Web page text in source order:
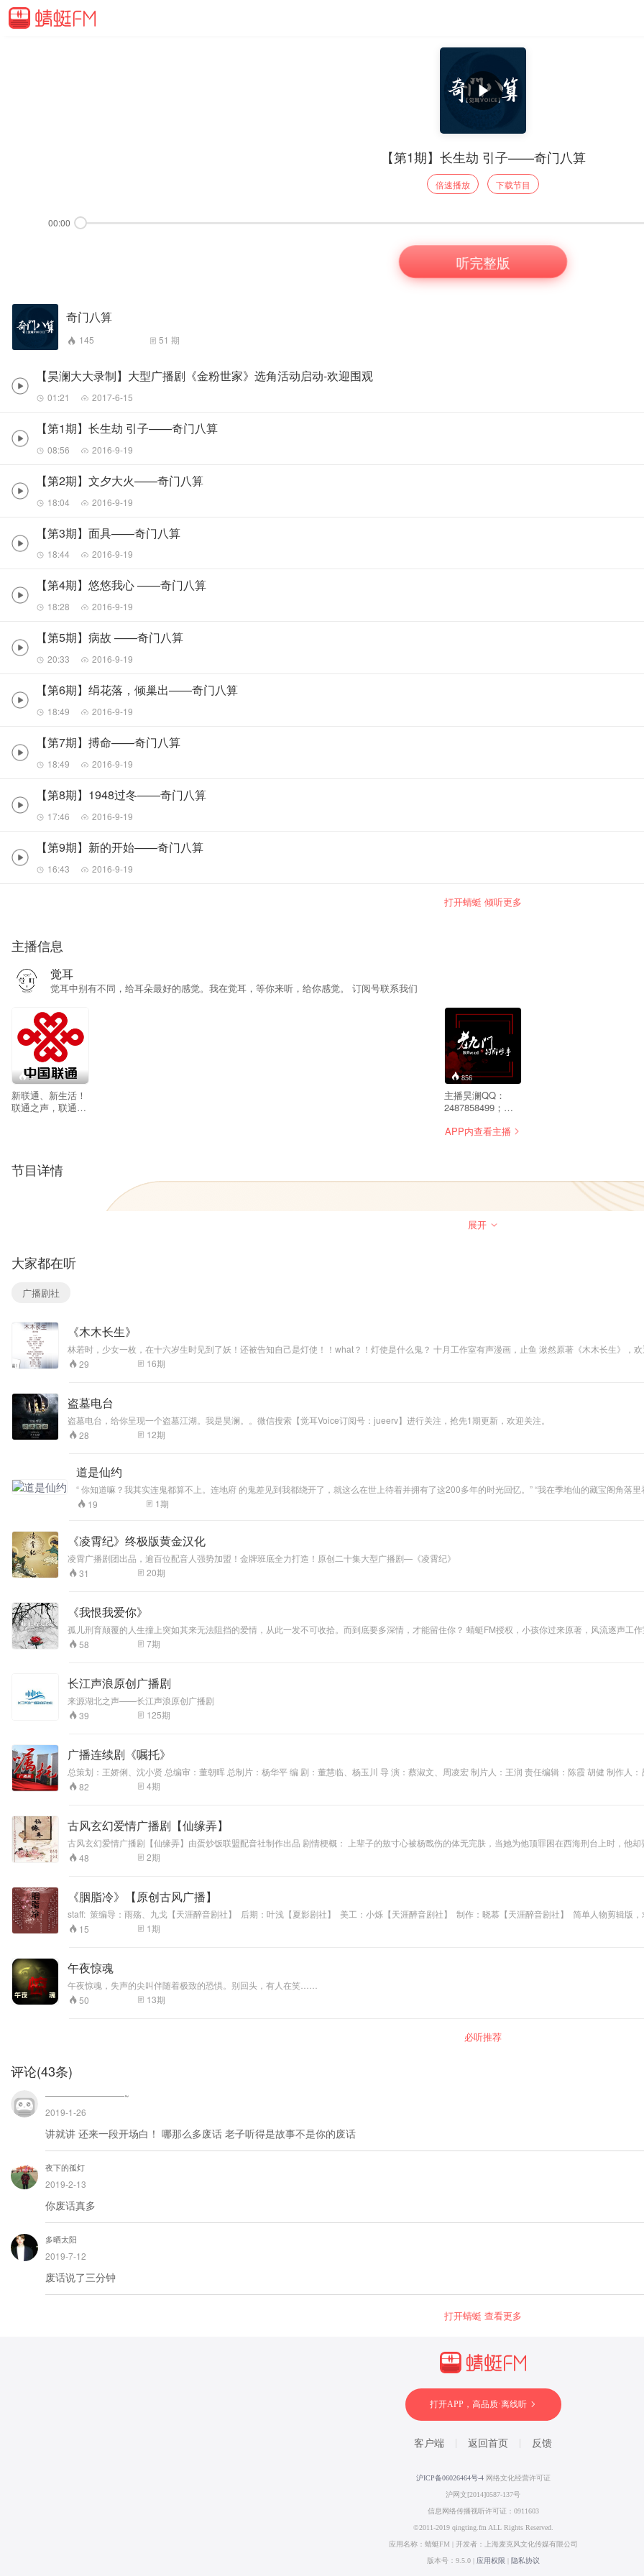
【第1期】长生劫 引子——奇门八算
倍速播放 下载节目
00:00
听完整版
奇门八算
145 51 期
【昊澜大大录制】大型广播剧《金粉世家》选角活动启动-欢迎围观
01:21 2017-6-15
【第1期】长生劫 引子——奇门八算
08:56 2016-9-19
【第2期】文夕大火——奇门八算
18:04 2016-9-19
【第3期】面具——奇门八算
18:44 2016-9-19
【第4期】悠悠我心 ——奇门八算
18:28 2016-9-19
【第5期】病故 ——奇门八算
20:33 2016-9-19
【第6期】绢花落，倾巢出——奇门八算
18:49 2016-9-19
【第7期】搏命——奇门八算
18:49 2016-9-19
【第8期】1948过冬——奇门八算
17:46 2016-9-19
【第9期】新的开始——奇门八算
16:43 2016-9-19
打开蜻蜓 倾听更多
主播信息
觉耳
觉耳中别有不同，给耳朵最好的感觉。我在觉耳，等你来听，给你感觉。 订阅号联系我们
--
新联通、新生活！
联通之声，联通你
856
主播昊澜QQ：
2487858499；微
疑解惑的互动：
苦等更新，好想知
门》的那些事。让
APP内查看主播
节目详情
展开
大家都在听
广播剧社
《木木长生》
林若时，少女一枚，在十六岁生时见到了妖！还被告知自己是灯使！！what？！灯使是什么鬼？ 十月工作室有声漫画，止鱼 湫然原著《木木长生》，欢迎您的收听~声漫版请戳：
http://www.missevan.com/sound/165507
29 16期
盗墓电台
盗墓电台，给你呈现一个盗墓江湖。我是昊澜。。微信搜索【觉耳Voice订阅号：jueerv】进行关注，抢先1期更新，欢迎关注。
28
12期
道是仙约
“ 你知道嘛？我其实连鬼都算不上。连地府 的鬼差见到我都绕开了，就这么在世上待着并拥有了这200多年的时光回忆。” “我在季地仙的藏宝阁角落里看到有一本残缺的仙籍上有过记载。但也不知道是什么意思，翻译
19 1期
《凌霄纪》终极版黄金汉化
凌霄广播剧团出品，逾百位配音人强势加盟！金牌班底全力打造！原创二十集大型广播剧—《凌霄纪》
31
20期
《我恨我爱你》
孤儿刑育颠覆的人生撞上突如其来无法阻挡的爱情，从此一发不可收拾。而到底要多深情，才能留住你？ 蜻蜓FM授权，小孩你过来原著，风流逐声工
58
7期
长江声浪原创广播剧
来源湖北之声——长江声浪原创广播剧
39
125期
广播连续剧《嘱托》
总策划：王娇俐、沈小贤 总编审：董朝晖 总制片：杨华平 编 剧：董慧临、杨玉川 导 演：蔡淑文、周凌宏 制片人：王润 责任编辑：陈霞 胡健 制作人：吕晓 作 曲：于祥国 录 音：房大文 音 响：李 征 制 作：王 敏 秦梓元
剧中人物： 章水灿由赵 岭 演播 凌 群由杨 默 演播 何 远由孟 宇 演播 孙晓萍由王俪桦 演播 徐 莲由李叶萌 演播 李阿妹由张 璐 演播 刘阿公由赵述仁 演播 王兰贵由王 磊 演播 彩 云由孙 卓 演播 王教授由任 杰 演播 徐远芳由
戴佩文 演播 投资商由王旭峰 演播 参加演播的还有 钟城、刘宇宸、霍彦辰、薛凡、孟思佑、张宸恺、潘嘉萱、 季欣竹、张远韬、刘凌慧、杨瑞欣、王雨等。 解 说： 田龙 由中共余姚市委宣传部、余姚市融媒
82 4期
古风玄幻爱情广播剧【仙缘弄】
古风玄幻爱情广播剧【仙缘弄】由蛋炒饭联盟配音社制作出品 剧情梗概： 上辈子的敖寸心被杨戬伤的体无完肤，当她为他顶罪困在西海刑台上时，他
可是，当她再睁开眼的时候却发现自己回到了一切还没开始的时候，她没遇见她，他也没被她救起来。 是再一次的纠缠不清，还是碧落黄泉永不相见
没有爱过，只是，心中的那抹月光占据了他太多太多，已经成了他心头的执念。可当知道她消逝在天地之间以后，他恍然发觉，原来自己最爱的还是
【943Loft】 敖寸心：麽麽 【蛋炒饭配音】 敖听心：玄儿 【蛋炒饭配音】 嫦娥：蕙心 【蛋炒饭配音】 旁白、玉帝：弘正 【蛋炒饭配音】 西海龙王：康康 【桃花岛配音】 王母：青田 【蛋炒饭配音】 西海龙后：美人之
48 2期
《胭脂冷》【原创古风广播】
staff: 策编导：雨殇、九戈【天涯醉音剧社】 后期：叶浅【夏影剧社】 美工：小烁【天涯醉音剧社】 制作：晓慕【天涯醉音剧社】 简单人物剪辑版
醉音剧社】 绿扣：泽琰【天涯醉音剧社】 大妈：韩夏【天涯醉音剧社】 小姐：白荩【天涯醉音剧社】
15 1期
午夜惊魂
午夜惊魂，失声的尖叫伴随着极致的恐惧。别回头，有人在笑……
50
13期
必听推荐
评论(43条)
――――――――――~
2019-1-26
讲就讲 还来一段开场白！ 哪那么多废话 老子听得是故事不是你的废话
夜下的孤灯
2019-2-13
你废话真多
多晒太阳
2019-7-12
废话说了三分钟
打开蜻蜓 查看更多
打开APP，高品质·离线听
客户端 返回首页 反馈
沪ICP备06026464号-4 网络文化经营许可证
沪网文[2014]0587-137号
信息网络传播视听许可证：0911603
©2011-2019 qingting.fm ALL Rights Reserved.
应用名称：蜻蜓FM | 开发者：上海麦克风文化传媒有限公司
版本号：9.5.0 | 应用权限 | 隐私协议